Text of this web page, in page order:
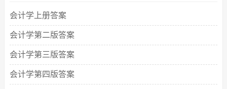
会计学上册答案
会计学第二版答案
会计学第三版答案
会计学第四版答案